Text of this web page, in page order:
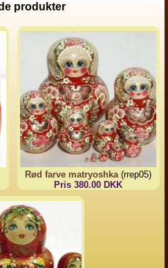
produkter
Rød farve matryoshka(rrep05)
Pris 380.00 DKK